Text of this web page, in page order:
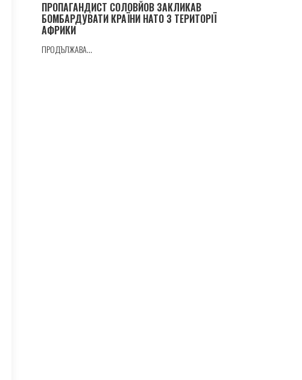
ПРОПАГАНДИСТ СОЛОВЙОВ ЗАКЛИКАВ
БОМБАРДУВАТИ КРАЇНИ НАТО З ТЕРИТОРІЇ
АФРИКИ
ПРОДЪЛЖАВА...